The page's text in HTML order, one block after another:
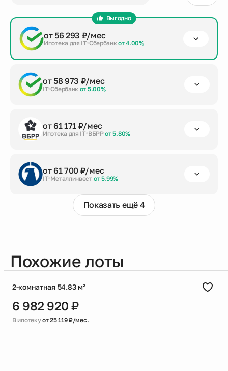
Выгодно
Ипотека для IT Сбербанкот 4.00%
от 56 293 ₽/мес
от 20%
первый взнос
до 30 лет
Заказать консультацию
IT Сбербанк от 5.00%
от 58 973 ₽/мес
от 20%
первый взнос
до 30 лет
Заказать консультацию
Ипотека для IT ВБРРот 5.80%
от 61 171 ₽/мес
от 20%
первый взнос
до 30 лет
Заказать консультацию
IT Металлинвест от 5.99%
от 61 700 ₽/мес
до 30 лет
срок кредита
сумма кредита
Показать ещё 4
Похожие лоты
2-комнатная 54.83 м²
6 982 920 ₽
В ипотекуот 25 119 ₽/мес.